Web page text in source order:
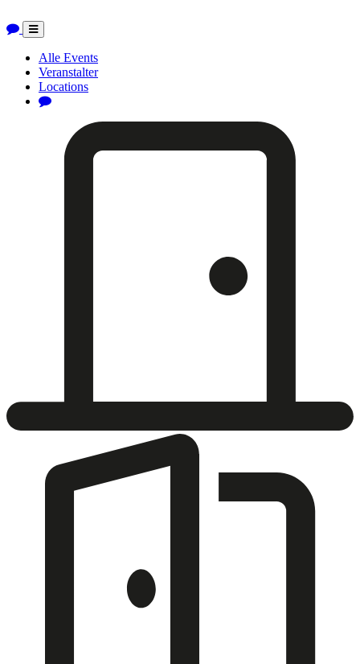
Toggle
navigation
Alle Events
Veranstalter
Locations